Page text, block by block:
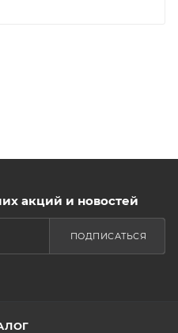
акций и новостей
ПОДПИСАТЬСЯ